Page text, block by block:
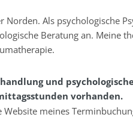
Als psychologische
Beratung an. Meine
und
vorhanden.
Website meines